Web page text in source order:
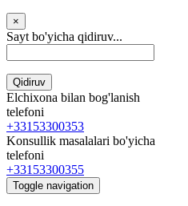
×
Sayt bo'yicha qidiruv...
Qidiruv
Elchixona bilan bog'lanish
telefoni
+33153300353
Konsullik masalalari bo'yicha
telefoni
+33153300355
Toggle navigation